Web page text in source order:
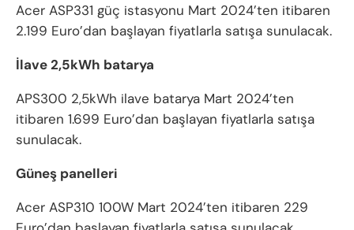
Acer ASP331 güç istasyonu Mart 2024’ten itibaren
2.199 Euro’dan başlayan fiyatlarla satışa sunulacak.
İlave 2,5kWh batarya
APS300 2,5kWh ilave batarya Mart 2024’ten
itibaren 1.699 Euro’dan başlayan fiyatlarla satışa
sunulacak.
Güneş panelleri
Acer ASP310 100W Mart 2024’ten itibaren 229